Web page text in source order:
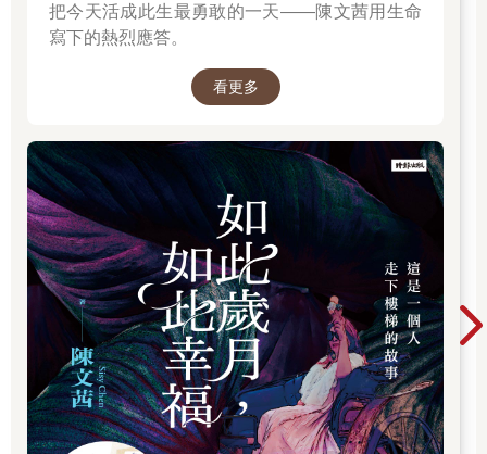
戀〉。
當年的轉載費是多少已不可考。隨後這本合集就一直在暢銷排行
每回在台北短暫停留，他不與任何人聯絡。陪陪父母之餘，頂多
有時會去火車站前，一間叫FM流行頻道的商場二樓咖啡座，一個
始面對聯考了，不可能永遠像一年級的時候一樣，可以教他們唱
英文歌，跟他們一起看小熊維尼的卡通笑得前仰後合，他心中微
微漾起不安。
年輕孩子們的變化多麼快啊！
初一小毛頭都悄悄在竄長，到了明年，有幾個的身高肯定都將超
越他，甚至現在就看得見，他們的唇邊已開始有細如蕨毛的軟鬚
出現。
高中部都是男女合班，他也看得出誰與誰已在暗通款曲。雖然不
是他們的導師，但是他把其中幾個男生叫到身邊，只跟他們交代
一句：要懂得保護女生，做得到嗎？
他自己接下來又會有什麼樣的變化呢？會成為那種堂堂小考，藤
條不離手的升學班王牌老師嗎？
隔著忠孝西路，他望向對街的金石堂與哈帝漢堡，再過去是中央
把今天活成此生最勇敢的一天——陳文茜用生命
寫下的熱烈應答。
看更多